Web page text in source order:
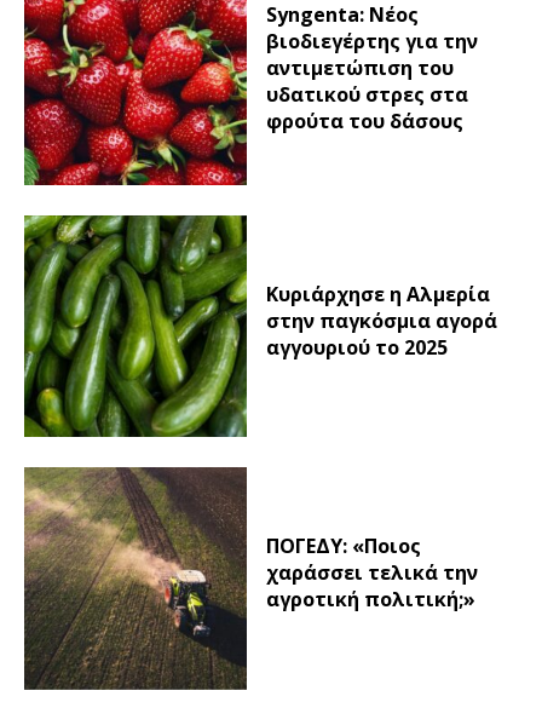
Syngenta: Νέος
βιοδιεγέρτης για την
αντιμετώπιση του
υδατικού στρες στα
φρούτα του δάσους
Κυριάρχησε η Αλμερία
στην παγκόσμια αγορά
αγγουριού το 2025
ΠΟΓΕΔΥ: «Ποιος
χαράσσει τελικά την
αγροτική πολιτική;»